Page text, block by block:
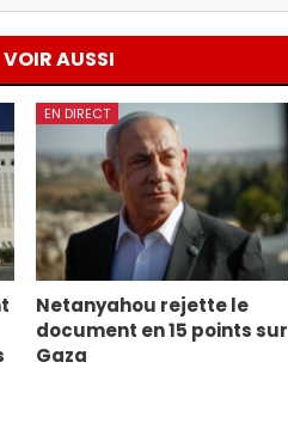
VOIR AUSSI
EN DIRECT
Netanyahou rejette le
document en 15 points sur
Gaza